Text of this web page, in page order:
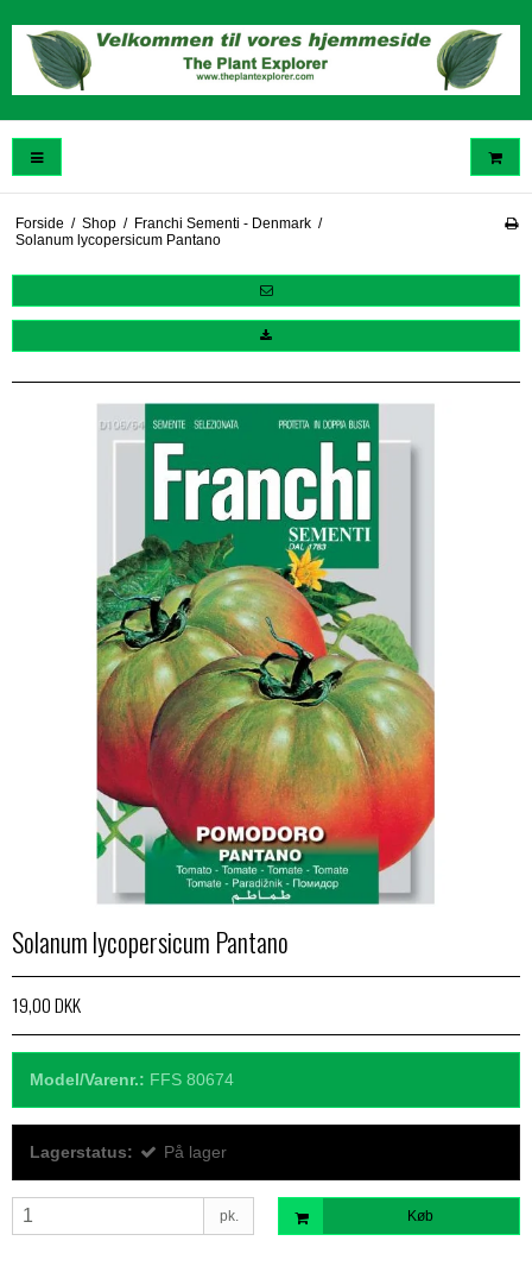
Forside / Shop / Franchi Sementi - Denmark /
Solanum lycopersicum Pantano
Solanum lycopersicum Pantano
19,00 DKK
Model/Varenr.: FFS 80674
Lagerstatus: På lager
pk. Køb